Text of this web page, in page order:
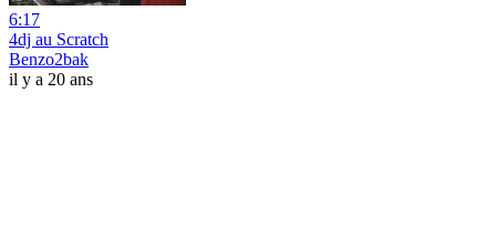
6:17
4dj au Scratch
Benzo2bak
il y a 20 ans